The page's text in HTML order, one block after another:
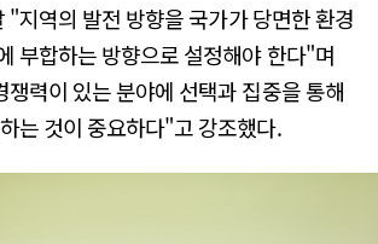
"지역의 발전 방향을 국가가 당면한 환경
부합하는 방향으로 설정해야 한다"며
력이 있는 분야에 선택과 집중을 통해
는 것이 중요하다"고 강조했다.